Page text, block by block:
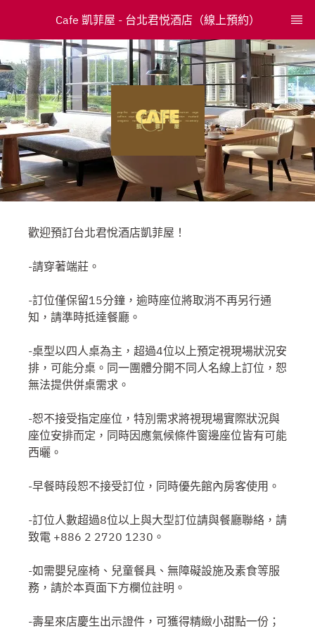
Cafe 凱菲屋 - 台北君悦酒店（線上預約）
歡迎預訂台北君悅酒店凱菲屋！
-請穿著端莊。
-訂位僅保留15分鐘，逾時座位將取消不再另行通
知，請準時抵達餐廳。
-桌型以四人桌為主，超過4位以上預定視現場狀況安
排，可能分桌。同一團體分開不同人名線上訂位，恕
無法提供併桌需求。
-恕不接受指定座位，特別需求將視現場實際狀況與
座位安排而定，同時因應氣候條件窗邊座位皆有可能
西曬。
-早餐時段恕不接受訂位，同時優先館內房客使用。
-訂位人數超過8位以上與大型訂位請與餐廳聯絡，請
致電 +886 2 2720 1230。
-如需嬰兒座椅、兒童餐具、無障礙設施及素食等服
務，請於本頁面下方欄位註明。
-壽星來店慶生出示證件，可獲得精緻小甜點一份；